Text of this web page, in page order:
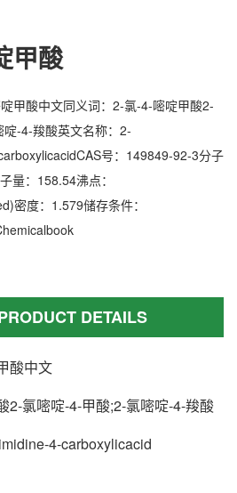
甲酸
甲酸中文同义词：2-氯-4-嘧啶甲酸2-
-4-羧酸英文名称：2-
号：149849-92-3分子
量：158.54沸点：
密度：1.579储存条件：
DETAILS
酸中文
2-氯嘧啶-4-甲酸;2-氯嘧啶-4-羧酸
4-carboxylicacid